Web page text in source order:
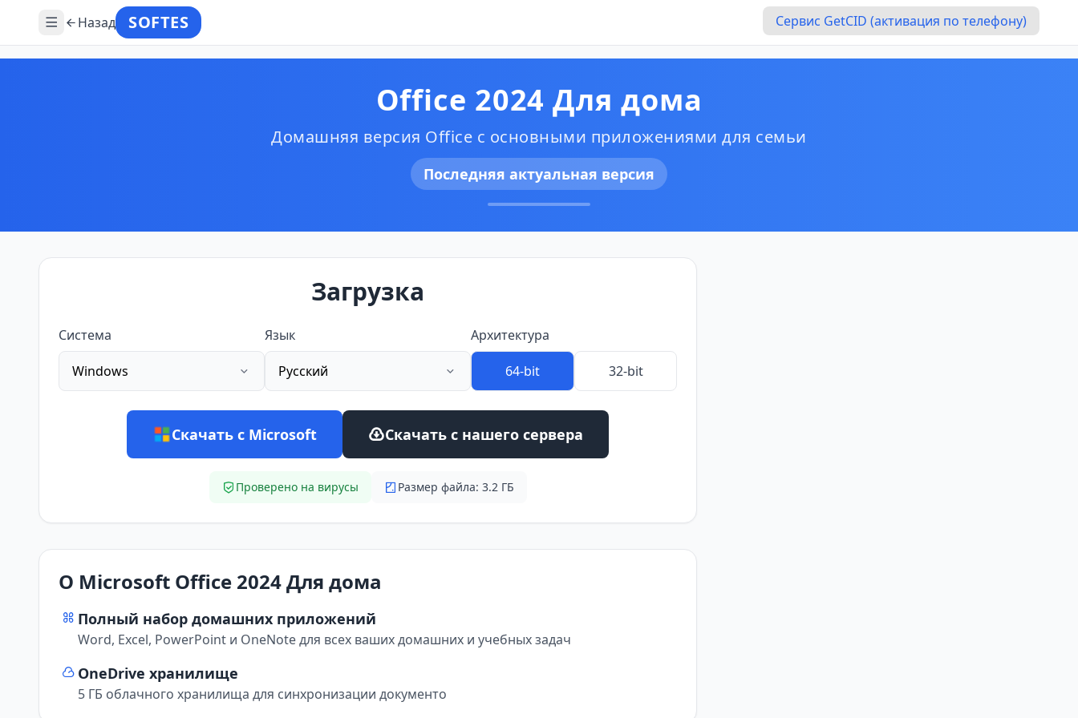
SOFTES
Назад Сервис GetCID (активация по телефону)
Office 2024 Для дома
Домашняя версия Office с основными приложениями для семьи
Последняя актуальная версия
Загрузка
Система
Windows
Язык
Русский
Архитектура
64-bit 32-bit
Скачать с Microsoft Скачать с нашего сервера
Проверено на вирусы Размер файла: 3.2 ГБ
О Microsoft Office 2024 Для дома
Полный набор домашних приложений
Word, Excel, PowerPoint и OneNote для всех ваших домашних и учебных задач
OneDrive хранилище
5 ГБ облачного хранилища для синхронизации документо